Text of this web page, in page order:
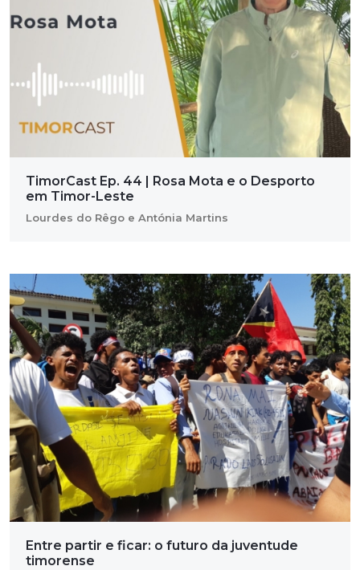
TimorCast Ep. 44 | Rosa Mota e o Desporto
em Timor-Leste
Lourdes do Rêgo e Antónia Martins
Entre partir e ficar: o futuro da juventude
timorense